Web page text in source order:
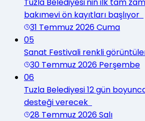
bakımevi ön kayıtları başlıyor
31 Temmuz 2026 Cuma
05
Sanat Festivali renkli
30 Temmuz 2026 Perşembe
06
Tuzla Belediyesi 12 gün
desteği verecek
28 Temmuz 2026 Salı